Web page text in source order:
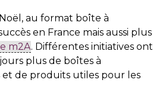
au format boîte à
en France mais aussi plus
m2A. Différentes initiatives ont
plus de boîtes à
et de produits utiles pour les